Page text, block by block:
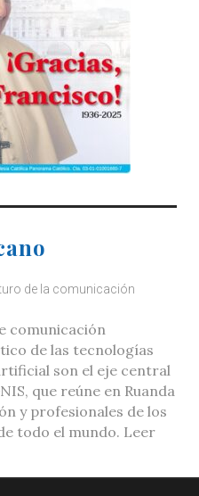
de la comunicación
comunicación
de las tecnologías
son el eje central
que reúne en Ruanda
y profesionales de los
todo el mundo. Leer